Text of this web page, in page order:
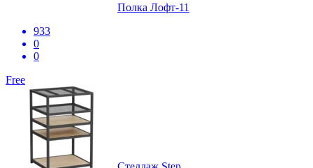
Полка Лофт-11
933
0
0
Free